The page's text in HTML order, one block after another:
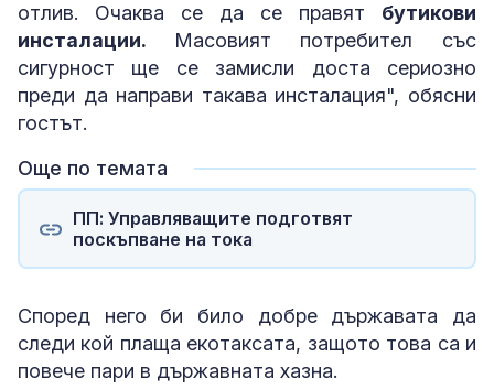
отлив. Очаква се да се правят бутикови
инсталации.
Масовият потребител със
сигурност ще се замисли доста сериозно
преди да направи такава инсталация", обясни
гостът.
Още по темата
ПП: Управляващите подготвят
поскъпване на тока
Според него би било добре държавата да
следи кой плаща екотаксата, защото това са и
повече пари в държавната хазна.